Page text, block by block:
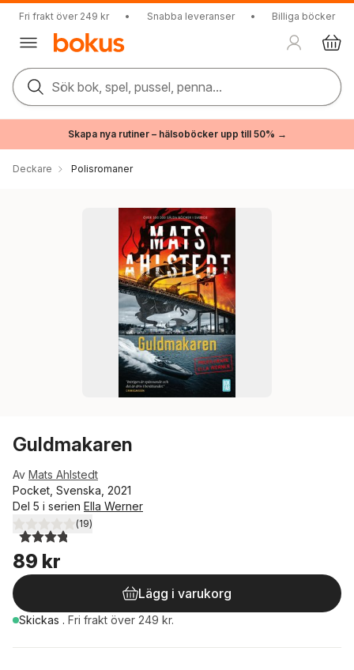
Fri frakt över 249 kr • Snabba leveranser • Billiga böcker
Sök bok, spel, pussel, penna...
Skapa nya rutiner – hälsoböcker upp till 50% →
Deckare Polisromaner
Guldmakaren
Av Mats Ahlstedt
Pocket, Svenska, 2021
Del 5 i serien Ella Werner
3,8utav 5 stjärnor. Totalt antal röster:
(19)
89 kr
Lägg i varukorg
Skickas . Fri frakt över 249 kr.